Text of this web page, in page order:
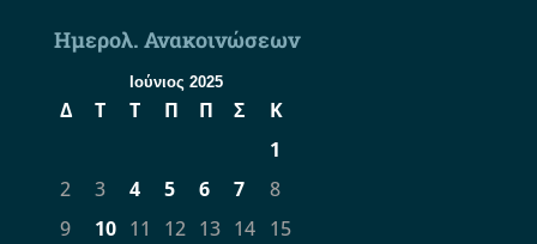
Ημερολ. Ανακοινώσεων
Ιούνιος 2025
Δ Τ Τ Π Π Σ
Κ
1
2
3 4 5 6 7
8
9
10 11 12 13 14
15